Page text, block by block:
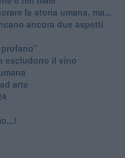
la storia umana, ma...
ancora due aspetti
escludono il vino
arte